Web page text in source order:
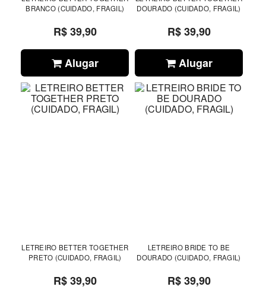
BRANCO (CUIDADO, FRAGIL)
R$ 39,90
Alugar
DOURADO (CUIDADO, FRAGIL)
R$ 39,90
Alugar
LETREIRO BETTER TOGETHER
PRETO (CUIDADO, FRAGIL)
R$ 39,90
LETREIRO BRIDE TO BE
DOURADO (CUIDADO, FRAGIL)
R$ 39,90